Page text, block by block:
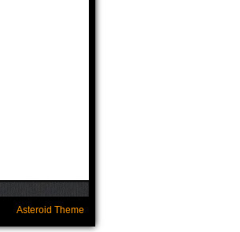
Asteroid Theme